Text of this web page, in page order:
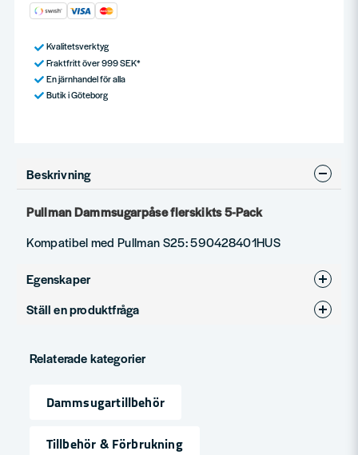
Kvalitetsverktyg
Fraktfritt över 999 SEK*
En järnhandel för alla
Butik i Göteborg
Beskrivning
Pullman Dammsugarpåse flerskikts 5-Pack
Kompatibel med Pullman S25:590428401HUS
Egenskaper
Produkttyp
Ställ en produktfråga
Fråga oss något om denna produkten...
Namn
Relaterade kategorier
Dammsugartillbehör
Tillbehör & Förbrukning